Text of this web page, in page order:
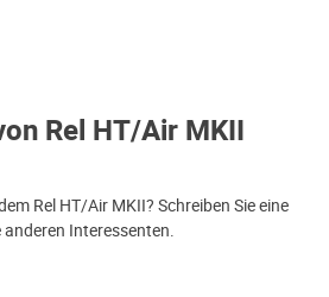
Rel HT/Air MKII
Rel HT/Air MKII? Schreiben Sie eine
Interessenten.